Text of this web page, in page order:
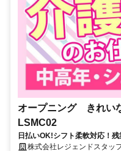
オープニング きれい
LSMC02
日払いOK!シフト柔軟対応！
株式会社レジェンドスタッ